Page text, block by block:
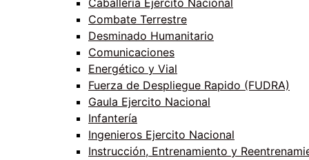
Caballería Ejercito Nacional
Combate Terrestre
Desminado Humanitario
Comunicaciones
Energético y Vial
Fuerza de Despliegue Rapido (FUDRA)
Gaula Ejercito Nacional
Infantería
Ingenieros Ejercito Nacional
Instrucción, Entrenamiento y